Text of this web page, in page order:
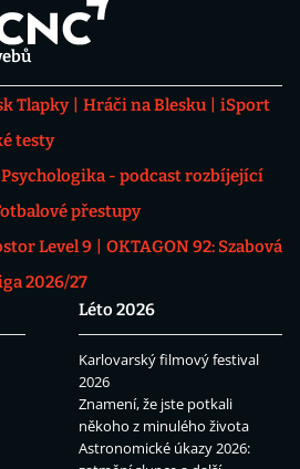
Tlapky Hráči na Blesku
iSport
testy
Psychologika - podcast rozbíjející
přestupy
Level 9
OKTAGON 92: Szabová
2026/27
Léto 2026
Karlovarský filmový festival
2026
Znamení, že jste potkali
někoho z minulého života
Astronomické úkazy 2026: